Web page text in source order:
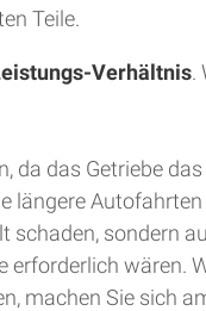
Teile.
Verhältnis.
da das Getriebe
längere
sondern
wären.
machen Sie sich